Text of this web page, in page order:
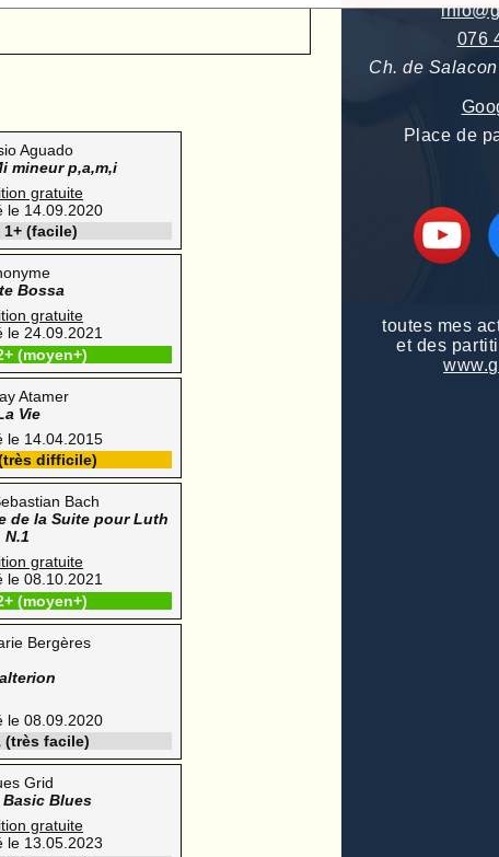
Aguado
mineur p,a,m,i
gratuite
le 14.09.2020
1+ (facile)
Bossa
gratuite
le 24.09.2021
(moyen+)
Atamer
Vie
le 14.04.2015
difficile)
Bach
de la Suite pour Luth
N.1
gratuite
le 08.10.2021
(moyen+)
Bergères
le 08.09.2020
(très facile)
Grid
Blues
gratuite
le 13.05.2023
076
Ch. de
Place de
toutes mes
et des